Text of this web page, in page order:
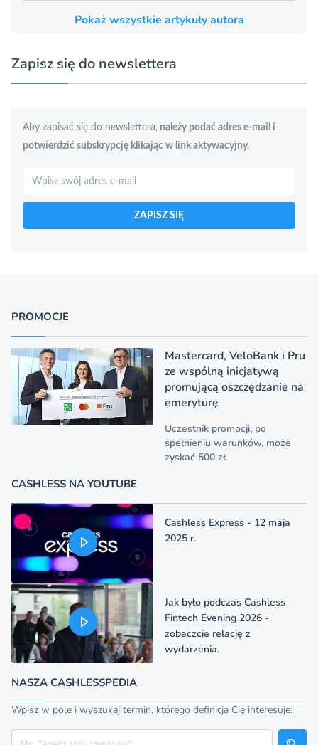
Pokaż wszystkie artykuły autora
Zapisz się do newslettera
Aby zapisać się do newslettera, należy podać adres e-mail i
potwierdzić subskrypcję klikając w link aktywacyjny.
ZAPISZ SIĘ
PROMOCJE
Mastercard, VeloBank i Pru
ze wspólną inicjatywą
promującą oszczędzanie na
emeryturę
Uczestnik promocji, po
spełnieniu warunków, może
zyskać 500 zł
CASHLESS NA YOUTUBE
Cashless Express - 12 maja
2025 r.
Jak było podczas Cashless
Fintech Evening 2026 -
zobaczcie relację z
wydarzenia.
NASZA CASHLESSPEDIA
Wpisz w pole i wyszukaj termin, którego definicja Cię interesuje:
Szukaj